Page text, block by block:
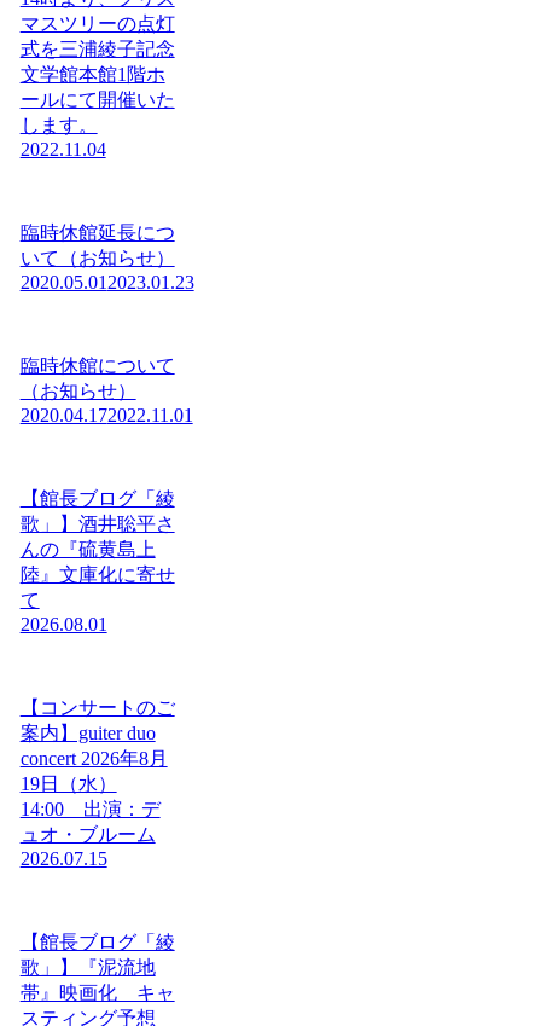
マスツリーの点灯
式を三浦綾子記念
文学館本館1階ホ
ールにて開催いた
します。
2022.11.04
臨時休館延長につ
いて（お知らせ）
2020.05.01 2023.01.23
臨時休館について
（お知らせ）
2020.04.172022.11.01
【館長ブログ「綾
歌」】酒井聡平さ
んの『硫黄島上
陸』文庫化に寄せ
て
2026.08.01
【コンサートのご
案内】guiter duo
concert 2026年8月
19日（水）
14:00 出演：デ
ュオ・ブルーム
2026.07.15
【館長ブログ「綾
歌」】『泥流地
帯』映画化 キャ
スティング予想